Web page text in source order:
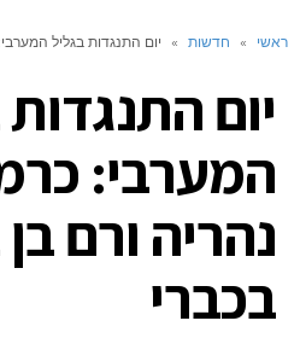
ראשי » חדשות » יום התנגדות בגליל
יום
המערבי:
נהריה ורם
בכברי